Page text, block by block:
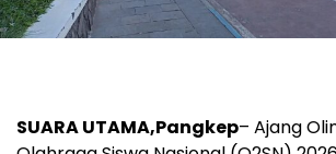
SUARA UTAMA,Pangkep– Ajang